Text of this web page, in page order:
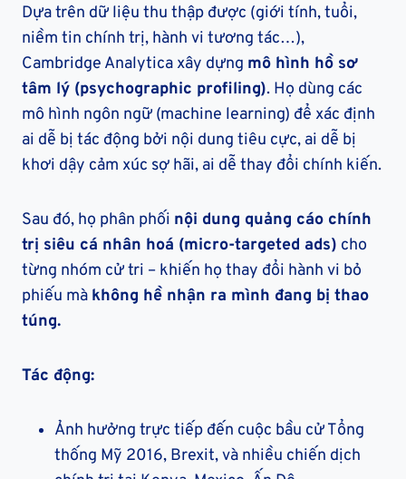
Dựa trên dữ liệu thu thập được (giới tính, tuổi,
niềm tin chính trị, hành vi tương tác…),
Cambridge Analytica xây dựng mô hình hồ sơ
tâm lý (psychographic profiling). Họ dùng các
mô hình ngôn ngữ (machine learning) để xác định
ai dễ bị tác động bởi nội dung tiêu cực, ai dễ bị
khơi dậy cảm xúc sợ hãi, ai dễ thay đổi chính kiến.
Sau đó, họ phân phối nội dung quảng cáo chính
trị siêu cá nhân hoá (micro-targeted ads) cho
từng nhóm cử tri – khiến họ thay đổi hành vi bỏ
phiếu mà không hề nhận ra mình đang bị thao
túng.
Tác động:
Ảnh hưởng trực tiếp đến cuộc bầu cử Tổng
thống Mỹ 2016, Brexit, và nhiều chiến dịch